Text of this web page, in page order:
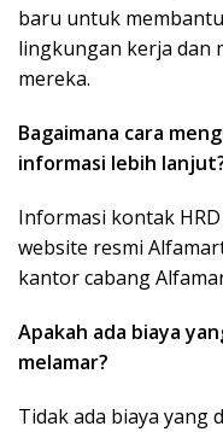
baru untuk
lingkungan kerja dan
mereka.
Bagaimana cara
informasi lebih
Informasi kontak
website resmi
kantor cabang
Apakah ada biaya
melamar?
Tidak ada biaya yang